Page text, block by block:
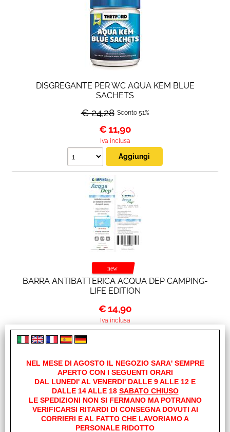
DISGREGANTE PER WC AQUA KEM BLUE
SACHETS
€ 24,28 Sconto 51%
€11,90
Iva inclusa
BARRA ANTIBATTERICA ACQUA DEP CAMPING-
LIFE EDITION
€14,90
Iva inclusa
NEL MESE DI AGOSTO IL NEGOZIO SARA' SEMPRE
APERTO CON I SEGUENTI ORARI
DAL LUNEDI' AL VENERDI' DALLE 9 ALLE 12 E
DALLE 14 ALLE 18 SABATO CHIUSO
LE SPEDIZIONI NON SI FERMANO MA POTRANNO
VERIFICARSI RITARDI DI CONSEGNA DOVUTI AI
CORRIERI E AL FATTO CHE LAVORIAMO A
PERSONALE RIDOTTO